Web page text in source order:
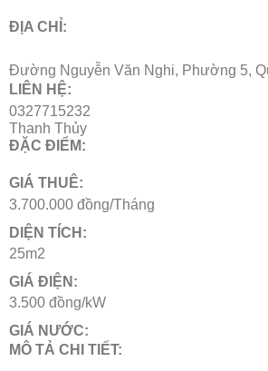
ĐỊA CHỈ:
Đường Nguyễn Văn Nghi, Phường 5,
LIÊN HỆ:
0327715232
Thanh Thủy
ĐẶC ĐIỂM:
GIÁ THUÊ:
3.700.000 đồng/Tháng
DIỆN TÍCH:
25m2
GIÁ ĐIỆN:
3.500 đồng/kW
GIÁ NƯỚC:
MÔ TẢ CHI TIẾT: